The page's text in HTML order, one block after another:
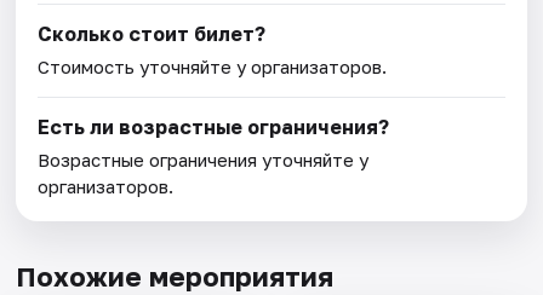
Сколько стоит билет?
Стоимость уточняйте у организаторов.
Есть ли возрастные ограничения?
Возрастные ограничения уточняйте у
организаторов.
Похожие мероприятия